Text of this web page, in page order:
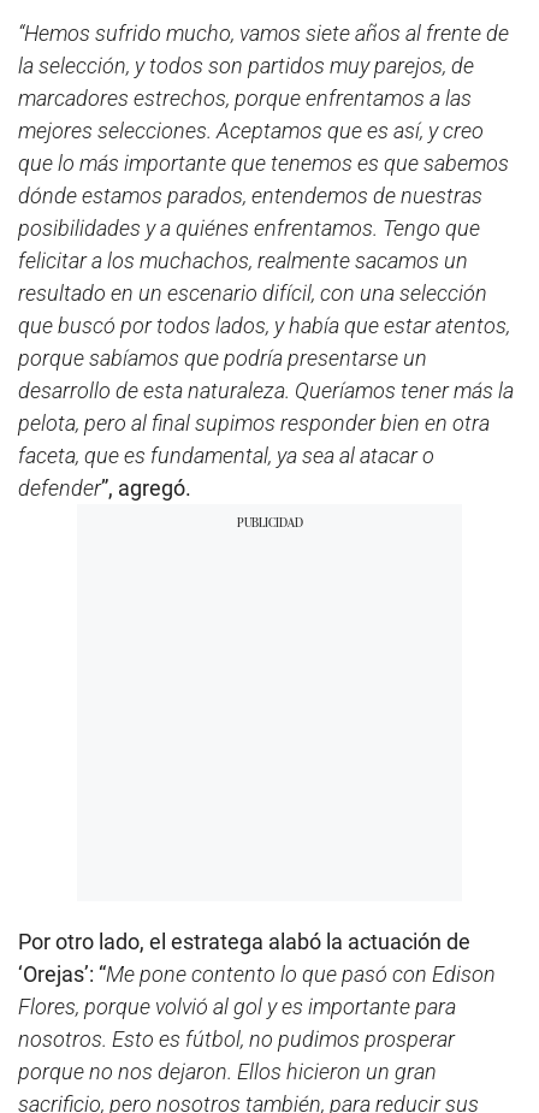
“Hemos sufrido mucho, vamos siete años al frente de
la selección, y todos son partidos muy parejos, de
marcadores estrechos, porque enfrentamos a las
mejores selecciones. Aceptamos que es así, y creo
que lo más importante que tenemos es que sabemos
dónde estamos parados, entendemos de nuestras
posibilidades y a quiénes enfrentamos. Tengo que
felicitar a los muchachos, realmente sacamos un
resultado en un escenario difícil, con una selección
que buscó por todos lados, y había que estar atentos,
porque sabíamos que podría presentarse un
desarrollo de esta naturaleza. Queríamos tener más la
pelota, pero al final supimos responder bien en otra
faceta, que es fundamental, ya sea al atacar o
defender”, agregó.
Por otro lado, el estratega alabó la actuación de
‘Orejas’: “Me pone contento lo que pasó con Edison
Flores, porque volvió al gol y es importante para
nosotros. Esto es fútbol, no pudimos prosperar
porque no nos dejaron. Ellos hicieron un gran
sacrificio, pero nosotros también, para reducir sus